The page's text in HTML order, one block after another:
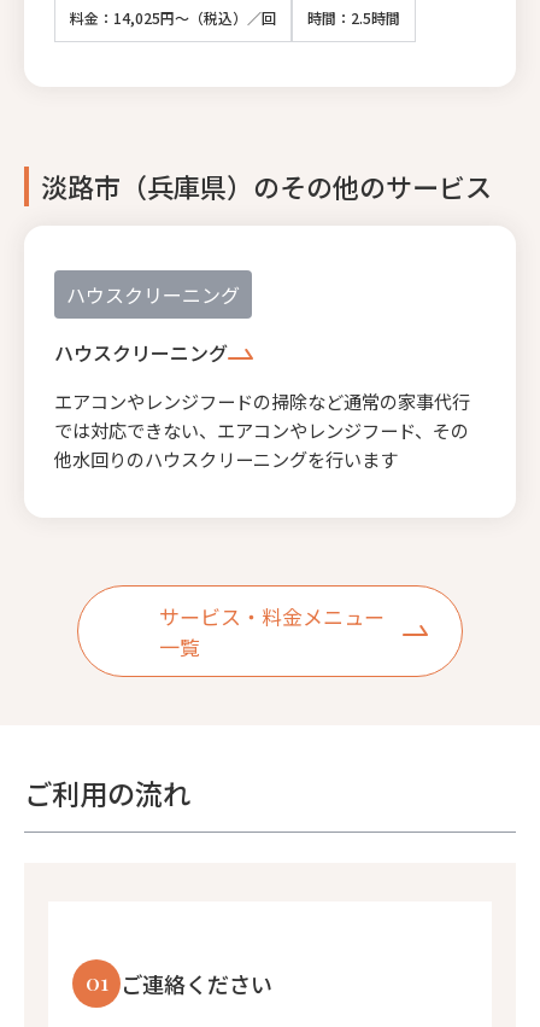
料金：14,025円～（税込）／回 時間：2.5時間
淡路市（兵庫県）のその他のサービス
ハウスクリーニング
ハウスクリーニング
エアコンやレンジフードの掃除など通常の家事代行
では対応できない、エアコンやレンジフード、その
他水回りのハウスクリーニングを行います
サービス・料金メニュー
一覧
ご利用の流れ
01 ご連絡ください